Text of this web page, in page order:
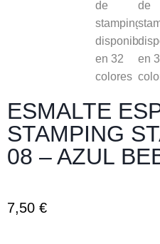
ESMALTE
STAMPING
08 – AZUL
7,50 €